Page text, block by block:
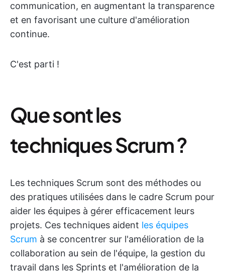
communication, en augmentant la transparence
et en favorisant une culture d'amélioration
continue.
C'est parti !
Que sont les
techniques Scrum ?
Les techniques Scrum sont des méthodes ou
des pratiques utilisées dans le cadre Scrum pour
aider les équipes à gérer efficacement leurs
projets. Ces techniques aident les équipes
Scrum à se concentrer sur l'amélioration de la
collaboration au sein de l'équipe, la gestion du
travail dans les Sprints et l'amélioration de la